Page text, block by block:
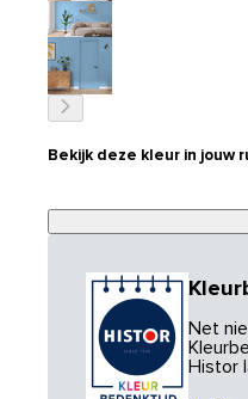
Bekijk deze kleur in jouw
Net
Histor